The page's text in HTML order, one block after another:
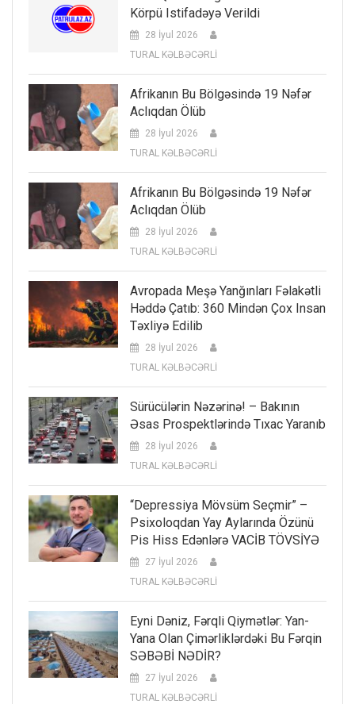
Körpü Istifadəyə Verildi
28 İyul 2026
TURAL KƏLBƏCƏRLİ
Afrikanın Bu Bölgəsində 19 Nəfər
Aclıqdan Ölüb
28 İyul 2026
TURAL KƏLBƏCƏRLİ
Afrikanın Bu Bölgəsində 19 Nəfər
Aclıqdan Ölüb
28 İyul 2026
TURAL KƏLBƏCƏRLİ
Avropada Meşə Yanğınları Fəlakətli
Həddə Çatıb: 360 Mindən Çox Insan
Təxliyə Edilib
28 İyul 2026
TURAL KƏLBƏCƏRLİ
Sürücülərin Nəzərinə! – Bakının
Əsas Prospektlərində Tıxac Yaranıb
28 İyul 2026
TURAL KƏLBƏCƏRLİ
“Depressiya Mövsüm Seçmir” –
Psixoloqdan Yay Aylarında Özünü
Pis Hiss Edənlərə VACİB TÖVSİYƏ
27 İyul 2026
TURAL KƏLBƏCƏRLİ
Eyni Dəniz, Fərqli Qiymətlər: Yan-
Yana Olan Çimərliklərdəki Bu Fərqin
SƏBƏBİ NƏDİR?
27 İyul 2026
TURAL KƏLBƏCƏRLİ